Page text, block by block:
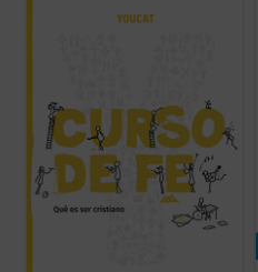
capítulos e invita a reflexionar y dialogar